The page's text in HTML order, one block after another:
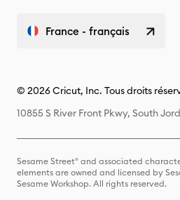
France - français
© 2026 Cricut, Inc. Tous droits
10855 S River Front Pkwy, South
Sesame Street® and associated
elements are owned and licensed by
Sesame Workshop. All rights reserved.